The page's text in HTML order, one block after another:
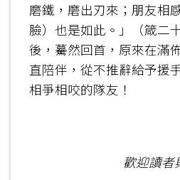
磨鐵，磨出刃來；朋友相
臉）也是如此。」（箴二
後，驀然回首，原來在滿
直陪伴，從不推辭給予援
相爭相咬的隊友！
歡迎讀者